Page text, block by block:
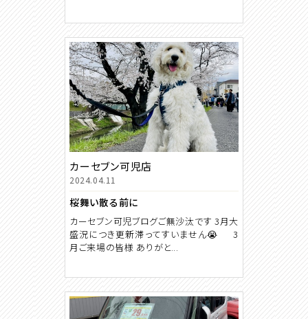
カーセブン可児店
2024.04.11
桜舞い散る前に
カーセブン可児ブログご無沙汰です 3月大
盛況につき更新滞ってすいません😭 3
月ご来場の皆様 ありがと...